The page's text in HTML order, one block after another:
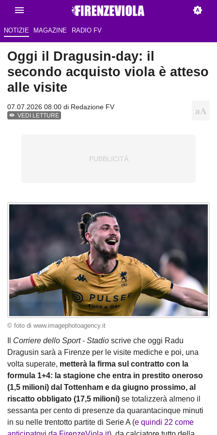
NOTIZIE MAGAZINE RADIO FV
Oggi il Dragusin-day: il
secondo acquisto viola è atteso
alle visite
07.07.2026 08:00 di Redazione FV
VEDI LETTURE
© foto di www.imagephotoagency.it
Corriere dello Sport - Stadio scrive che oggi Radu
Dragusin sarà a Firenze per le visite mediche e poi, una
volta superate, metterà la firma sul contratto con la
formula 1+4: la stagione che entra in prestito oneroso
(1,5 milioni) dal Tottenham e da giugno prossimo, al
riscatto obbligato (17,5 milioni) se totalizzerà almeno il
sessanta per cento di presenze da quarantacinque minuti
in su nelle trentotto partite di Serie A (e quindi 22 come